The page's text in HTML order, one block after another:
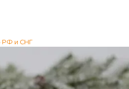
РФ и СНГ